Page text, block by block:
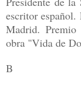
escritor español.
Madrid.
obra "Vida de
B